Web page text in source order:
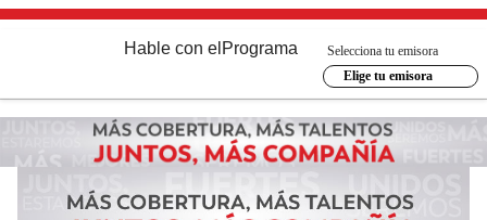
Hable con el Programa
Selecciona tu emisora
Elige tu emisora